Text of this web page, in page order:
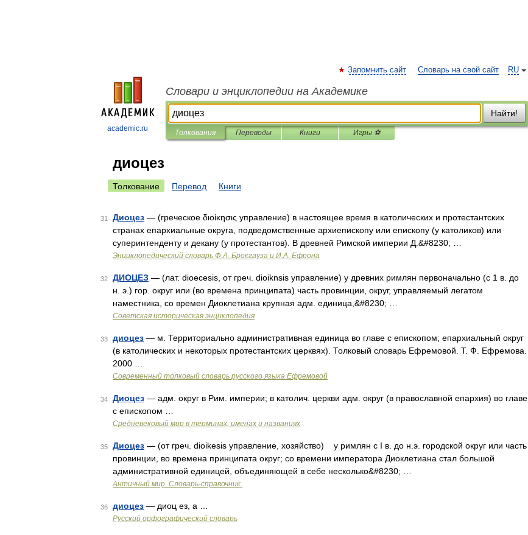
academic.ru
RU
Запомнить сайт Словарь на свой сайт
Словари и энциклопедии на Академике
Найти!
Толкования Переводы Книги Игры ⚽
диоцез
Толкование Перевод Книги
31 Диоцез — (греческое διοίκησις управление) в настоящее время в католических и протестантских
странах епархиальные округа, подведомственные архиепископу или епископу (у католиков) или
суперинтенденту и декану (у протестантов). В древней Римской империи Д.&#8230; …
Энциклопедический словарь Ф.А. Брокгауза и И.А. Ефрона
32 ДИОЦЕЗ — (лат. dioecesis, от греч. dioiknsis управление) у древних римлян первоначально (с 1 в. до
н. э.) гор. округ или (во времена принципата) часть провинции, округ, управляемый легатом
наместника, со времен Диоклетиана крупная адм. единица,&#8230; …
Советская историческая энциклопедия
33 диоцез — м. Территориально административная единица во главе с епископом; епархиальный округ
(в католических и некоторых протестантских церквях). Толковый словарь Ефремовой. Т. Ф. Ефремова.
2000 …
Современный толковый словарь русского языка Ефремовой
34 Диоцез — адм. округ в Рим. империи; в католич. церкви адм. округ (в православной епархия) во главе
с епископом …
Средневековый мир в терминах, именах и названиях
35 Диоцез — (от греч. dioikesis управление, хозяйство) у римлян с I в. до н.э. городской округ или часть
провинции, во времена принципата округ; со времени императора Диоклетиана стал большой
административной единицей, объединяющей в себе несколько&#8230; …
Античный мир. Словарь-справочник.
36 диоцез — диоц ез, а …
Русский орфографический словарь